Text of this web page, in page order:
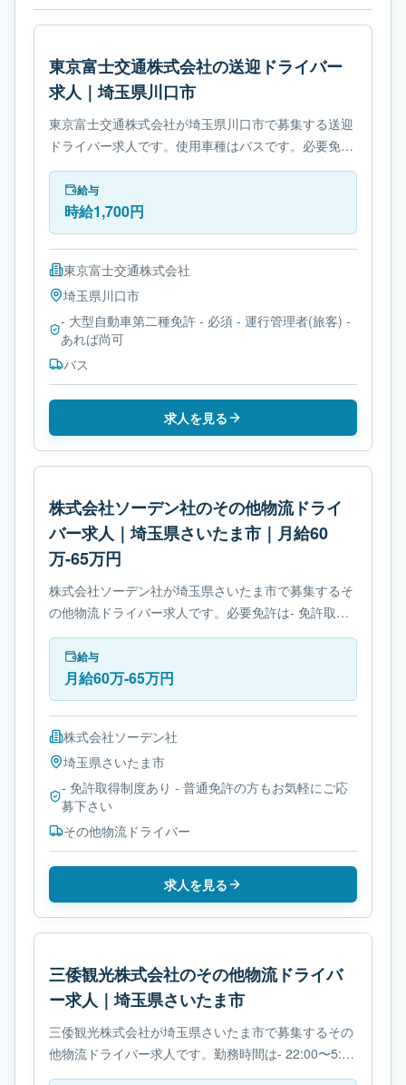
東京富士交通株式会社の送迎ドライバー
求人｜埼玉県川口市
東京富士交通株式会社が埼玉県川口市で募集する送迎
ドライバー求人です。使用車種はバスです。必要免許
は- 大型自動車第二種免許です。
給与
時給1,700円
東京富士交通株式会社
埼玉県川口市
- 大型自動車第二種免許 - 必須 - 運行管理者(旅客) -
あれば尚可
バス
求人を見る
株式会社ソーデン社のその他物流ドライ
バー求人｜埼玉県さいたま市｜月給60
万-65万円
株式会社ソーデン社が埼玉県さいたま市で募集するそ
の他物流ドライバー求人です。必要免許は- 免許取得
制度ありです。
給与
月給60万-65万円
株式会社ソーデン社
埼玉県さいたま市
- 免許取得制度あり - 普通免許の方もお気軽にご応
募下さい
その他物流ドライバー
求人を見る
三倭観光株式会社のその他物流ドライバ
ー求人｜埼玉県さいたま市
三倭観光株式会社が埼玉県さいたま市で募集するその
他物流ドライバー求人です。勤務時間は- 22:00〜5:00
です。必要免許は- 免許取得制度ありです。